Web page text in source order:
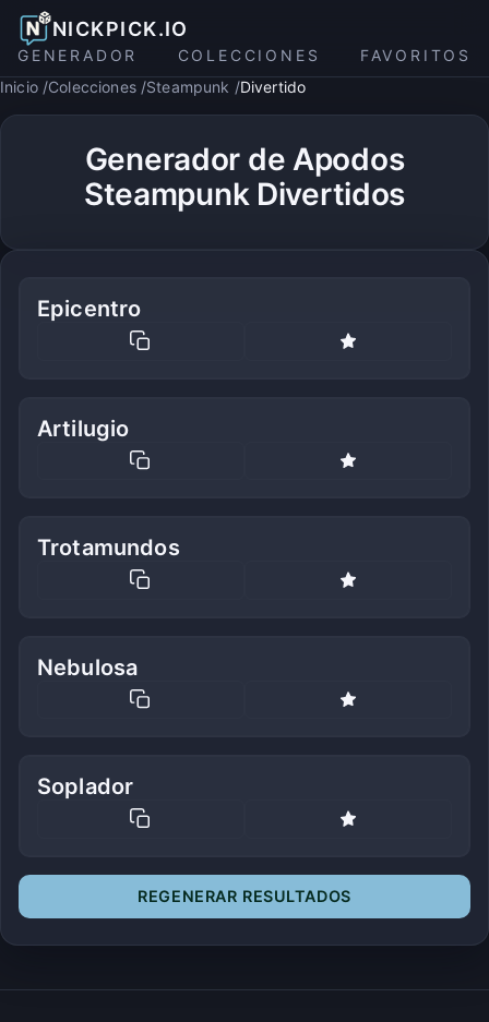
NICKPICK.IO
GENERADOR COLECCIONES
FAVORITOS
Inicio Colecciones Steampunk Divertido
Generador de Apodos
Steampunk Divertidos
Epicentro
Artilugio
Trotamundos
Nebulosa
Soplador
REGENERAR RESULTADOS